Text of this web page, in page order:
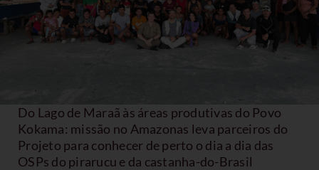
Do Lago de Maraã às áreas produtivas do Povo
Kokama: missão no Amazonas leva parceiros do
Projeto para conhecer de perto o dia a dia das
OSPs do pirarucu e da castanha-do-Brasil